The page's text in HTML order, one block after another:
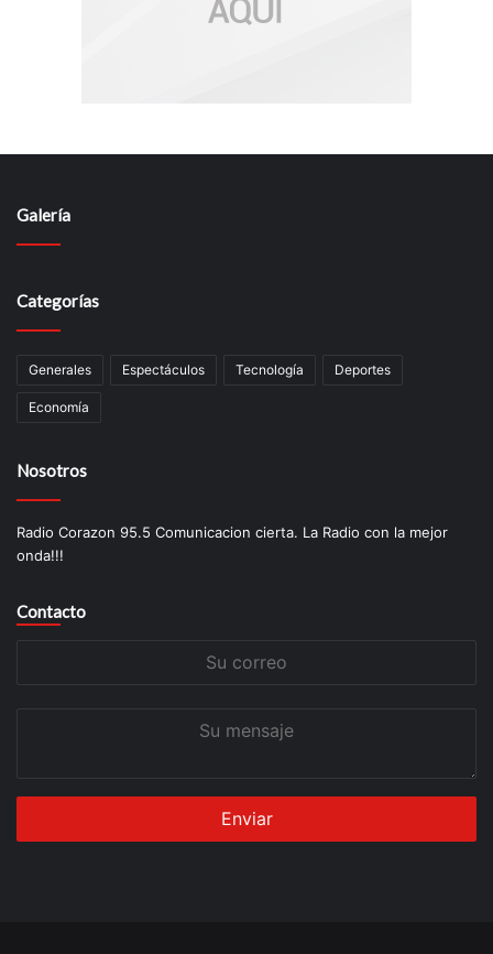
Galería
Categorías
Generales Espectáculos Tecnología Deportes
Economía
Nosotros
Radio Corazon 95.5 Comunicacion cierta. La Radio con la mejor
onda!!!
Contacto